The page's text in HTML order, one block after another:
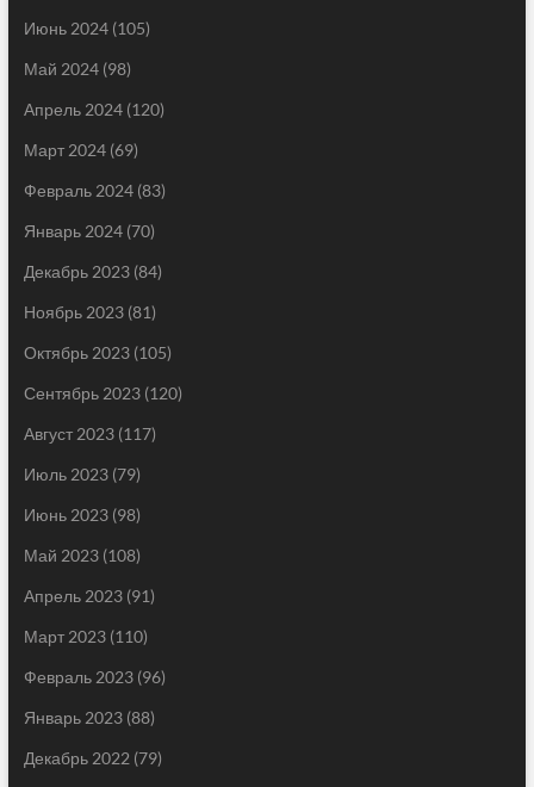
Июнь 2024(105)
Май 2024(98)
Апрель 2024(120)
Март 2024(69)
Февраль 2024(83)
Январь 2024(70)
Декабрь 2023(84)
Ноябрь 2023(81)
Октябрь 2023(105)
Сентябрь 2023(120)
Август 2023(117)
Июль 2023(79)
Июнь 2023(98)
Май 2023(108)
Апрель 2023(91)
Март 2023(110)
Февраль 2023(96)
Январь 2023(88)
Декабрь 2022 (79)